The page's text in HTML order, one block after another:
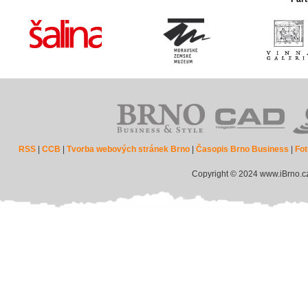
RSS |CCB |Tvorba webových stránek Brno |Časopis Brno Business
Copyright © 2024